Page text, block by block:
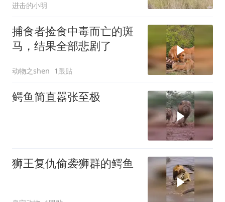
进击的小明
捕食者捡食中毒而亡的斑
马，结果全部悲剧了
动物之shen 1跟贴
鳄鱼简直嚣张至极
狮王复仇偷袭狮群的鳄鱼